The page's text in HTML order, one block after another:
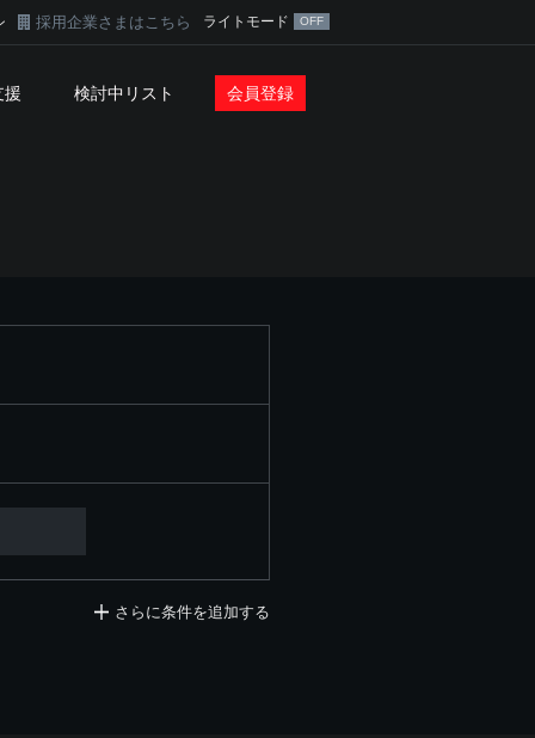
採用企業さまはこちら ライトモード
援 検討中リスト 会員登録
さらに条件を追加する